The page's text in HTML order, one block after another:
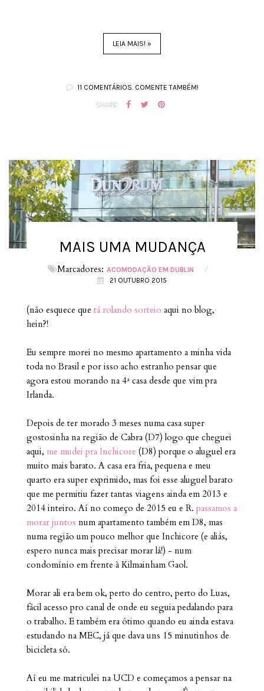
LEIA MAIS! »
11 COMENTÁRIOS. COMENTE TAMBÉM!
SHARE:
MAIS UMA MUDANÇA
Marcadores: ACOMODAÇÃO EM DUBLIN /
21 OUTUBRO 2015
(não esquece que tá rolando sorteio aqui no blog,
hein?!
Eu sempre morei no mesmo apartamento a minha vida
toda no Brasil e por isso acho estranho pensar que
agora estou morando na 4ª casa desde que vim pra
Irlanda.
Depois de ter morado 3 meses numa casa super
gostosinha na região de Cabra (D7) logo que cheguei
aqui, me mudei pra Inchicore (D8) porque o aluguel era
muito mais barato. A casa era fria, pequena e meu
quarto era super exprimido, mas foi esse aluguel barato
que me permitiu fazer tantas viagens ainda em 2013 e
2014 inteiro. Aí no começo de 2015 eu e R. passamos a
morar juntos num apartamento também em D8, mas
numa região um pouco melhor que Inchicore (e aliás,
espero nunca mais precisar morar lá!) - num
condomínio em frente à Kilmainham Gaol.
Morar ali era bem ok, perto do centro, perto do Luas,
fácil acesso pro canal de onde eu seguia pedalando para
o trabalho. E também era ótimo quando eu ainda estava
estudando na MEC, já que dava uns 15 minutinhos de
bicicleta só.
Aí eu me matriculei na UCD e começamos a pensar na